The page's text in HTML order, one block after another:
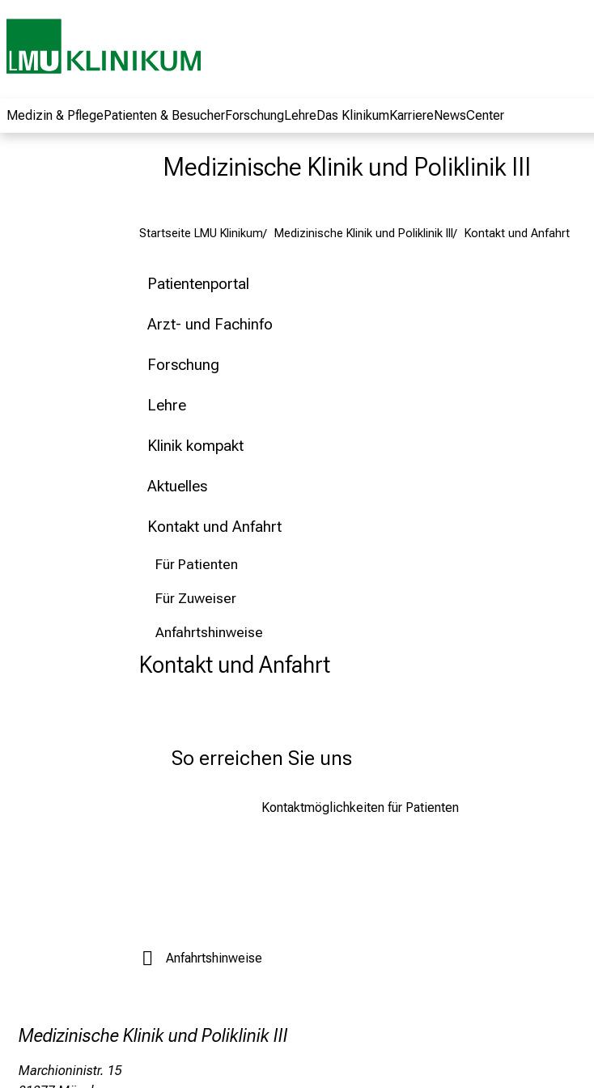
Medizin & PflegePatienten & BesucherForschungLehreDas KlinikumKarriereNewsCenter
Medizinische Klinik und Poliklinik III
Startseite LMU Klinikum Medizinische Klinik und Poliklinik III Kontakt und Anfahrt
Patientenportal
Arzt- und Fachinfo
Forschung
Lehre
Klinik kompakt
Aktuelles
Kontakt und Anfahrt
Für Patienten
Für Zuweiser
Anfahrtshinweise
Kontakt und Anfahrt
So erreichen Sie uns
Kontaktmöglichkeiten für Patienten
Anfahrtshinweise
Informationen zu
Jobs, Ausbildungen
Weiterbildungen.
Kommen Sie
begeistern – ganz
ohne Anmeldung.
mehr Informationen
Medizinische Klinik und Poliklinik III
Marchioninistr. 15